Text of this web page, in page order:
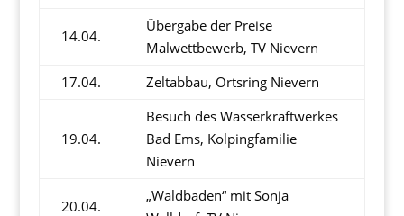
14.04.
Übergabe der Preise
Malwettbewerb, TV Nievern
17.04.
Zeltabbau, Ortsring Nievern
19.04.
Besuch des Wasserkraftwerkes
Bad Ems, Kolpingfamilie
Nievern
20.04.
„Waldbaden“ mit Sonja